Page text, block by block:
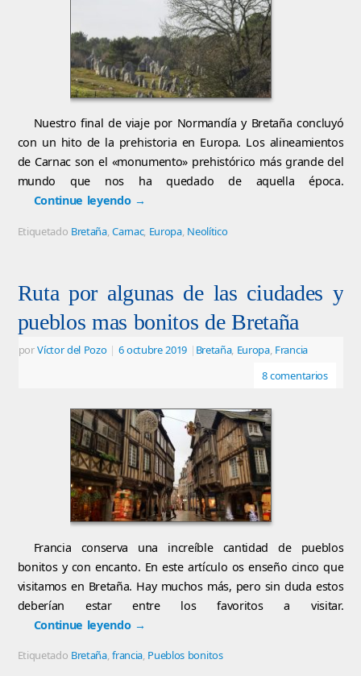
Nuestro final de viaje por Normandía y Bretaña concluyó
con un hito de la prehistoria en Europa. Los alineamientos
de Carnac son el «monumento» prehistórico más grande del
mundo que nos ha quedado de aquella época.
Continue leyendo →
Etiquetado Bretaña,Carnac, Europa, Neolítico
Ruta por algunas de las ciudades y
pueblos mas bonitos de Bretaña
porVíctor del Pozo | 6 octubre 2019 | Bretaña, Europa, Francia
8 comentarios
Francia conserva una increíble cantidad de pueblos
bonitos y con encanto. En este artículo os enseño cinco que
visitamos en Bretaña. Hay muchos más, pero sin duda estos
deberían estar entre los favoritos a visitar.
Continue leyendo →
Etiquetado Bretaña,francia, Pueblos bonitos